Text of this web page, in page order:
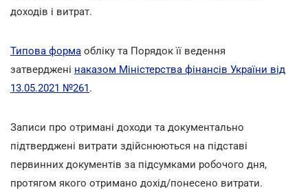
доходів і витрат.
Типова форма обліку та Порядок її ведення
затверджені наказом Міністерства фінансів України від
13.05.2021 №261.
Записи про отримані доходи та документально
підтверджені витрати здійснюються на підставі
первинних документів за підсумками робочого дня,
протягом якого отримано дохід/понесено витрати.